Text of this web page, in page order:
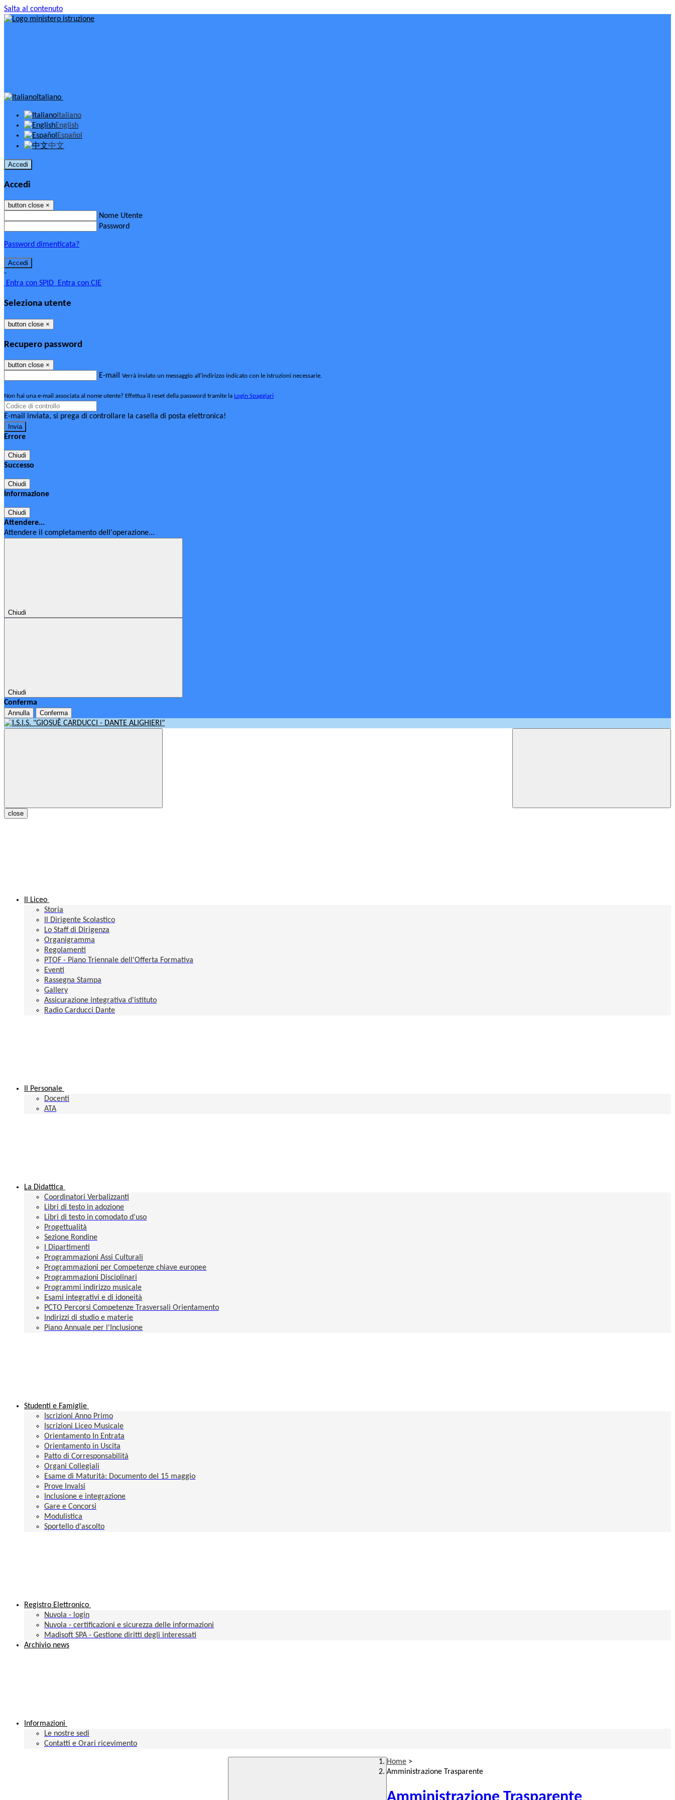
Salta al contenuto
Italiano
Italiano
English
Español
中文
Accedi
Accedi
button close ×
Nome Utente
Password
Password dimenticata?
-
Entra con SPID Entra con CIE
Seleziona utente
button close ×
Recupero password
button close ×
E-mail Verrà inviato un messaggio all'indirizzo indicato con le istruzioni necessarie.
Non hai una e-mail associata al nome utente? Effettua il reset della password tramite la Login Spaggiari
E-mail inviata, si prega di controllare la casella di posta elettronica!
Errore
Chiudi
Successo
Chiudi
Informazione
Chiudi
Attendere...
Attendere il completamento dell'operazione...
Chiudi
Chiudi
Conferma
Annulla Conferma
close
Il Liceo
Storia
Il Dirigente Scolastico
Lo Staff di Dirigenza
Organigramma
Regolamenti
PTOF - Piano Triennale dell'Offerta Formativa
Eventi
Rassegna Stampa
Gallery
Assicurazione integrativa d'istituto
Radio Carducci Dante
Il Personale
Docenti
ATA
La Didattica
Coordinatori Verbalizzanti
Libri di testo in adozione
Libri di testo in comodato d'uso
Progettualità
Sezione Rondine
I Dipartimenti
Programmazioni Assi Culturali
Programmazioni per Competenze chiave europee
Programmazioni Disciplinari
Programmi indirizzo musicale
Esami integrativi e di idoneità
PCTO Percorsi Competenze Trasversali Orientamento
Indirizzi di studio e materie
Piano Annuale per l'Inclusione
Studenti e Famiglie
Iscrizioni Anno Primo
Iscrizioni Liceo Musicale
Orientamento In Entrata
Orientamento in Uscita
Patto di Corresponsabilità
Organi Collegiali
Esame di Maturità: Documento del 15 maggio
Prove Invalsi
Inclusione e integrazione
Gare e Concorsi
Modulistica
Sportello d'ascolto
Registro Elettronico
Nuvola - login
Nuvola - certificazioni e sicurezza delle informazioni
Madisoft SPA - Gestione diritti degli interessati
Archivio news
Informazioni
Le nostre sedi
Contatti e Orari ricevimento
Home >
Amministrazione Trasparente